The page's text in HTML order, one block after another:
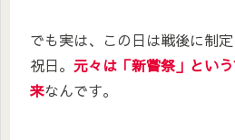
でも実は、この日は戦後に制
祝日。 元々は「新嘗祭」とい
来なんです。